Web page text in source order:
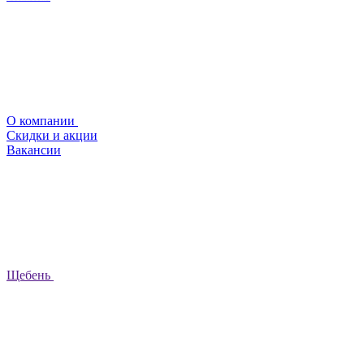
О компании
Скидки и акции
Вакансии
Щебень